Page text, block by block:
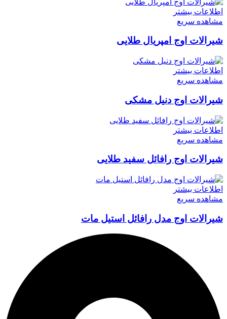
اطلاعات بیشتر
مشاهده سریع
شیرالات اوج امپریال طلایی
اطلاعات بیشتر
مشاهده سریع
شیرالات اوج دنیل مشکی
اطلاعات بیشتر
مشاهده سریع
شیرالات اوج رافائل سفید طلایی
اطلاعات بیشتر
مشاهده سریع
شیرالات اوج مدل رافائل استیل مات